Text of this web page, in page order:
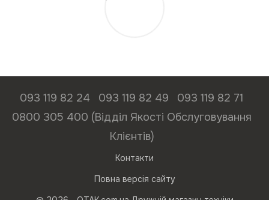
093 119 82 24 093 119 82 49
093 119 82 71
0800 305 400 (Відділ Якості Обслуговування
Клієнтів)
Контакти
Повна версія сайту